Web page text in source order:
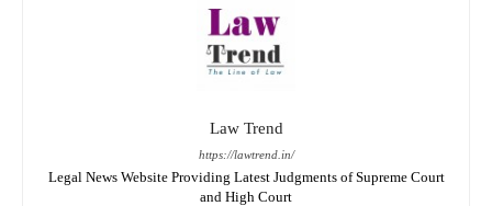
Law Trend
https://lawtrend.in/
Legal News Website Providing Latest Judgments of Supreme Court
and High Court